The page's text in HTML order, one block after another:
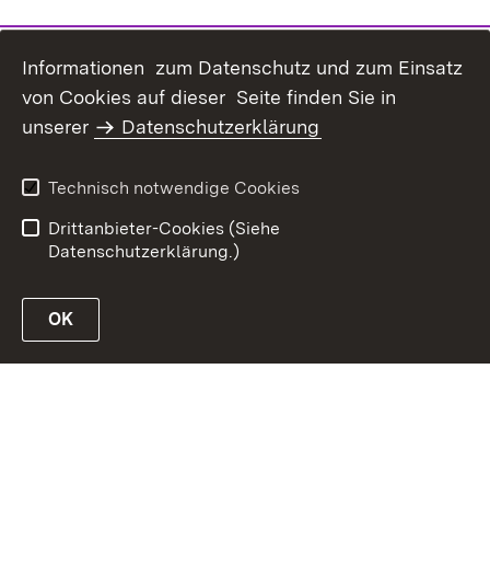
Link zur Website des Ministeriums
Erklärung zur
Benutzungshinweise
Informationen zum Datenschutz und zum Einsatz
von Cookies auf dieser Seite finden Sie in
unserer
Datenschutzerklärung
Technisch notwendige Cookies
Drittanbieter-Cookies (Siehe
Datenschutzerklärung.)
OK